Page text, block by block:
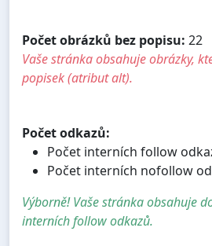
Počet obrázků bez popisu: 22
Vaše stránka obsahuje obrázky,
popisek (atribut alt).
Počet odkazů:
Počet interních follow
Počet interních nofollow
Výborně! Vaše stránka obsahuje
interních follow odkazů.